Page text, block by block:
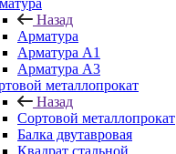
Назад
Арматура
Арматура A1
Арматура А3
металлопрокат
Назад
Сортовой металлопрокат
Балка двутавровая
Квадрат стальной